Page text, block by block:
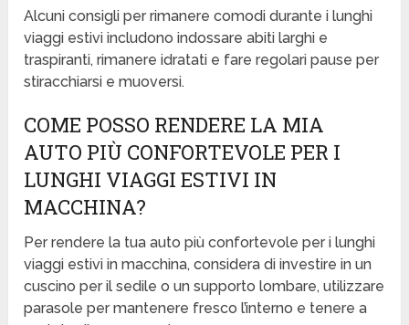
Alcuni consigli per rimanere comodi durante i lunghi
viaggi estivi includono indossare abiti larghi e
traspiranti, rimanere idratati e fare regolari pause per
stiracchiarsi e muoversi.
COME POSSO RENDERE LA MIA
AUTO PIÙ CONFORTEVOLE PER I
LUNGHI VIAGGI ESTIVI IN
MACCHINA?
Per rendere la tua auto più confortevole per i lunghi
viaggi estivi in macchina, considera di investire in un
cuscino per il sedile o un supporto lombare, utilizzare
parasole per mantenere fresco l’interno e tenere a